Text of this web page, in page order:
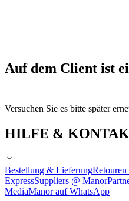
Auf dem Client ist
Versuchen Sie es bitte später
HILFE &
Bestellung & Lieferung
ExpressSuppliers @ Manor
MediaManor auf WhatsApp